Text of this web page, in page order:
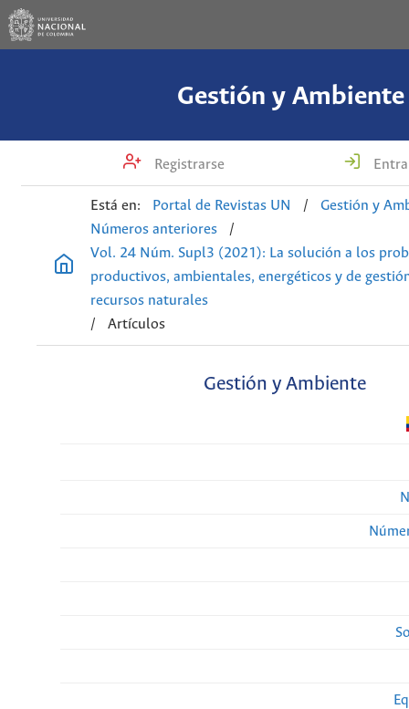
Gestión y Ambiente
Registrarse
Está en: Portal de Revistas UN /
Gestión y
Números anteriores
/
Vol. 24 Núm. Supl3 (2021): La solución a los
productivos, ambientales, energéticos y de
recursos naturales
/
Artículos
Gestión y Ambiente